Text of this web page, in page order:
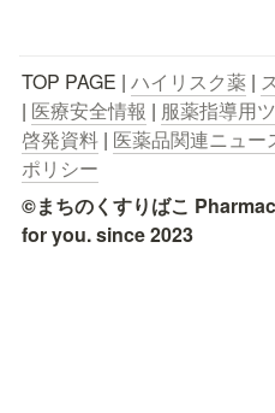
TOP PAGE | ハイリスク薬 |
| 医療安全情報 | 服薬指導用
啓発資料 | 医薬品関連ニュー
ポリシー
©まちのくすりばこ
for you. since 2023